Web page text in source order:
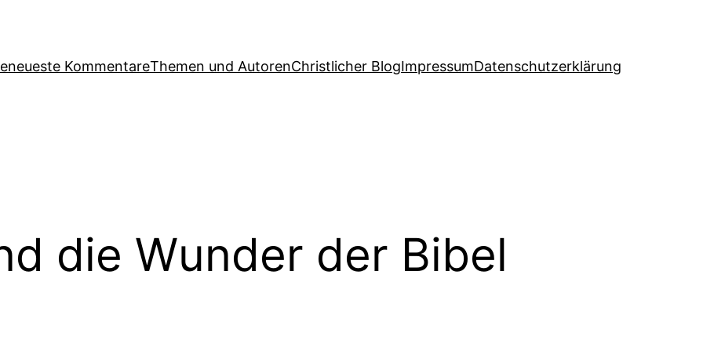
neueste KommentareThemen und AutorenChristlicher BlogImpressumDatenschutzerklärung
die Wunder der Bibel